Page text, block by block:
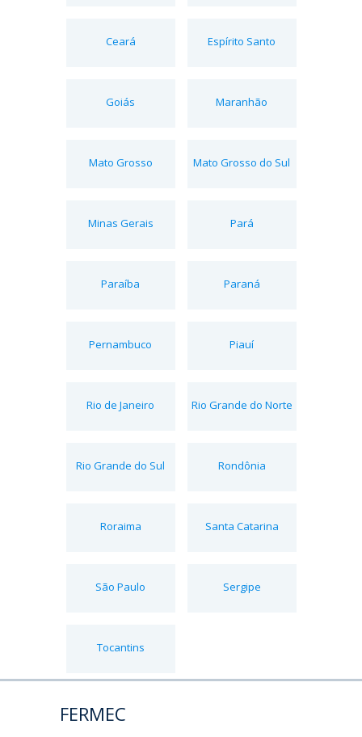
Ceará Espírito Santo
Goiás Maranhão
Mato Grosso Mato Grosso do Sul
Minas Gerais Pará
Paraíba Paraná
Pernambuco Piauí
Rio de Janeiro Rio Grande do Norte
Rio Grande do Sul Rondônia
Roraima Santa Catarina
São Paulo Sergipe
Tocantins
FERMEC